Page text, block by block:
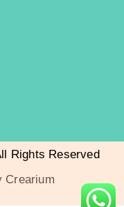
Rights Reserved
Crearium